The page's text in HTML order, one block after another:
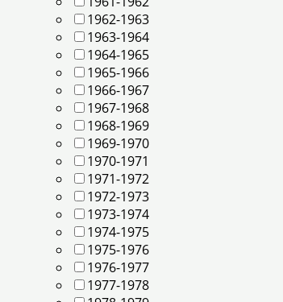
1962-1963
1963-1964
1964-1965
1965-1966
1966-1967
1967-1968
1968-1969
1969-1970
1970-1971
1971-1972
1972-1973
1973-1974
1974-1975
1975-1976
1976-1977
1977-1978